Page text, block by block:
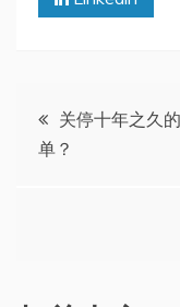
文
章
关停十年之久
单？